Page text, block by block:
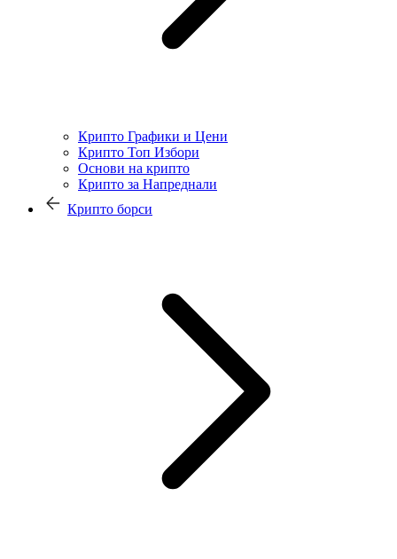
Крипто Графики и Цени
Крипто Топ Избори
Основи на крипто
Крипто за Напреднали
Крипто борси